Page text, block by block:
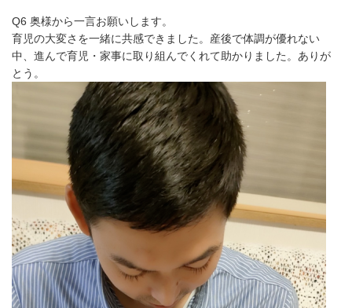
Q6 奥様から一言お願いします。
育児の大変さを一緒に共感できました。産後で体調が優れない
中、進んで育児・家事に取り組んでくれて助かりました。ありが
とう。